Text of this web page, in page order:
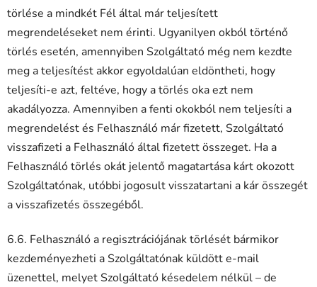
törlése a mindkét Fél által már teljesített
megrendeléseket nem érinti. Ugyanilyen okból történő
törlés esetén, amennyiben Szolgáltató még nem kezdte
meg a teljesítést akkor egyoldalúan eldöntheti, hogy
teljesíti-e azt, feltéve, hogy a törlés oka ezt nem
akadályozza. Amennyiben a fenti okokból nem teljesíti a
megrendelést és Felhasználó már fizetett, Szolgáltató
visszafizeti a Felhasználó által fizetett összeget. Ha a
Felhasználó törlés okát jelentő magatartása kárt okozott
Szolgáltatónak, utóbbi jogosult visszatartani a kár összegét
a visszafizetés összegéből.
6.6. Felhasználó a regisztrációjának törlését bármikor
kezdeményezheti a Szolgáltatónak küldött e-mail
üzenettel, melyet Szolgáltató késedelem nélkül – de